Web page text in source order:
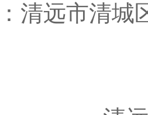
远市清城区